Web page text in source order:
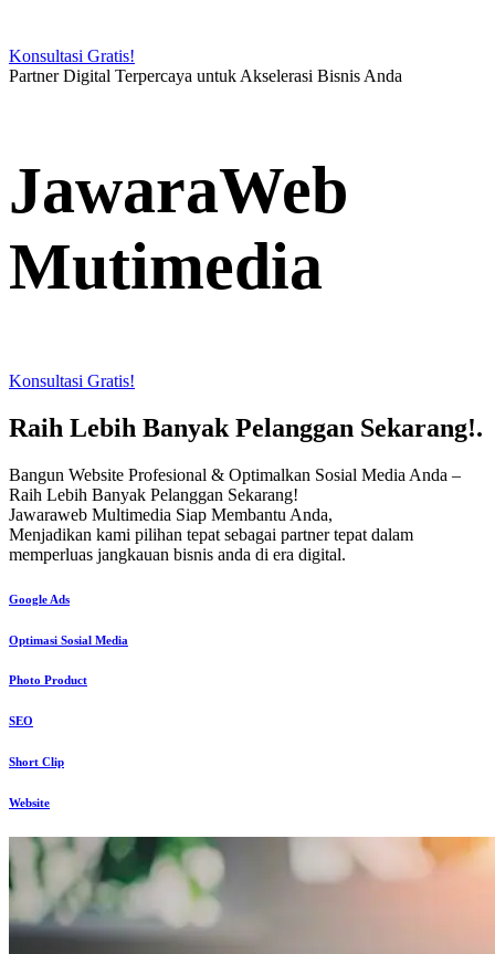
Konsultasi Gratis!
Partner Digital Terpercaya untuk Akselerasi Bisnis Anda
JawaraWeb
Mutimedia
Konsultasi Gratis!
Raih Lebih Banyak Pelanggan Sekarang!.
Bangun Website Profesional & Optimalkan Sosial Media Anda –
Raih Lebih Banyak Pelanggan Sekarang!
Jawaraweb Multimedia Siap Membantu Anda,
Menjadikan kami pilihan tepat sebagai partner tepat dalam
memperluas jangkauan bisnis anda di era digital.
Google Ads
Optimasi Sosial Media
Photo Product
SEO
Short Clip
Website